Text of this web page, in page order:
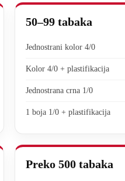
50–99 tabaka
Jednostrani kolor 4/0
Kolor 4/0 + plastifikacija
Jednostrana crna 1/0
1 boja 1/0 + plastifikacija
Preko 500 tabaka